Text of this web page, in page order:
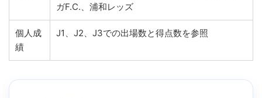
ガF.C.、浦和レッズ
個人成
績
J1、J2、J3での出場数と得点数を参照